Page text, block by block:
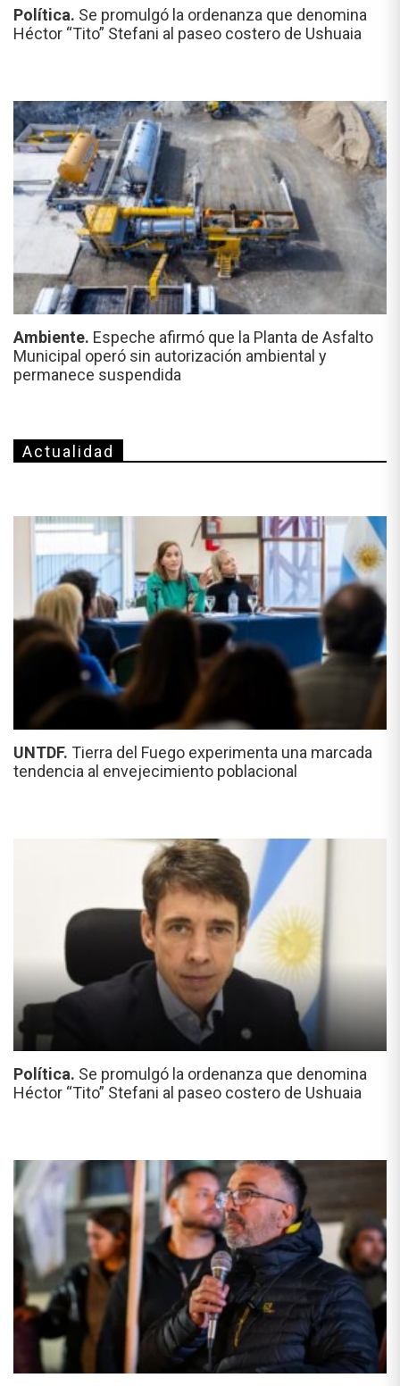
Política. Se promulgó la ordenanza que denomina
Héctor “Tito” Stefani al paseo costero de Ushuaia
Ambiente. Espeche afirmó que la Planta de Asfalto
Municipal operó sin autorización ambiental y
permanece suspendida
Actualidad
UNTDF. Tierra del Fuego experimenta una marcada
tendencia al envejecimiento poblacional
Política. Se promulgó la ordenanza que denomina
Héctor “Tito” Stefani al paseo costero de Ushuaia